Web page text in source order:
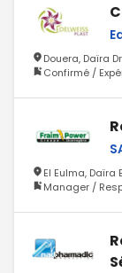
Douera, Daïra
Confirmé /
El Eulma, Daïra
Manager /